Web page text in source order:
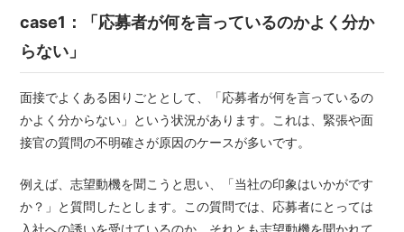
case1：「応募者が何を言っているのかよく分か
らない」
面接でよくある困りごととして、「応募者が何を言っているの
かよく分からない」という状況があります。これは、緊張や面
接官の質問の不明確さが原因のケースが多いです。
例えば、志望動機を聞こうと思い、「当社の印象はいかがです
か？」と質問したとします。この質問では、応募者にとっては